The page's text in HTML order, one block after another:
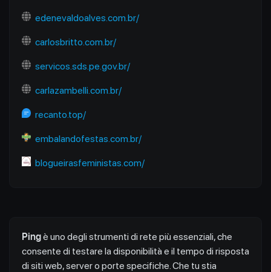
edenevaldoalves.com.br/
carlosbritto.com.br/
servicos.sds.pe.gov.br/
carlazambelli.com.br/
recanto.top/
embalandofestas.com.br/
blogueirasfeministas.com/
Pingè uno degli strumenti di rete più essenziali, che
consente di testare la disponibilità e il tempo di risposta
di siti web, server o porte specifiche. Che tu stia